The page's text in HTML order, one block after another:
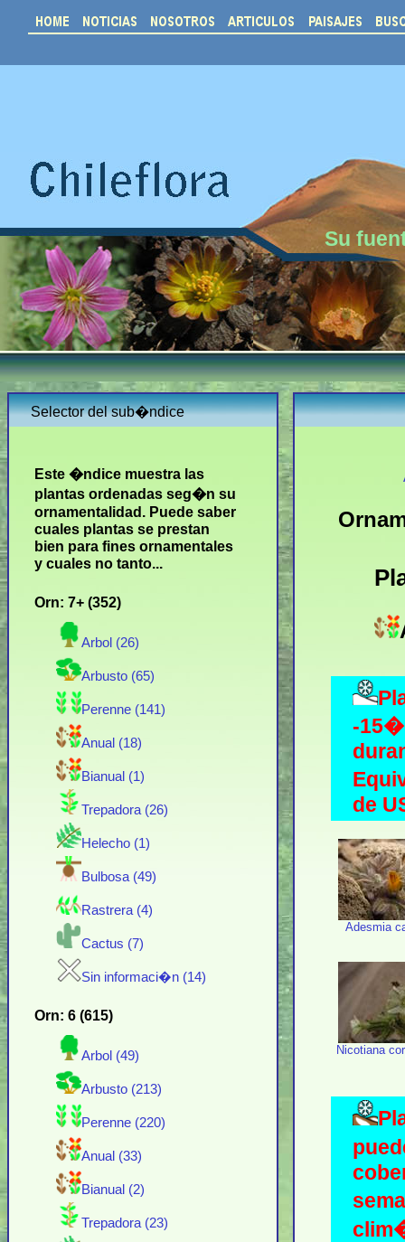
Su
Selector del sub�ndice
Este �ndice muestra las
plantas ordenadas seg�n su
ornamentalidad. Puede saber
cuales plantas se prestan
bien para fines ornamentales
y cuales no tanto...
Orn: 7+ (352)
Arbol (26)
Arbusto (65)
Perenne (141)
Anual (18)
Bianual (1)
Trepadora (26)
Helecho (1)
Bulbosa (49)
Rastrera (4)
Cactus (7)
Sin informaci�n (14)
Orn: 6 (615)
Arbol (49)
Arbusto (213)
Perenne (220)
Anual (33)
Bianual (2)
Trepadora (23)
-15�
de
Adesmia
Nicotiana